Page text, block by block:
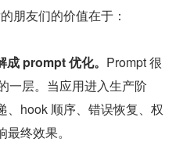
朋友们的价值在于：
prompt 优化。 Prompt 很
一层。当应用进入生产阶
、hook 顺序、错误恢复、权
终效果。